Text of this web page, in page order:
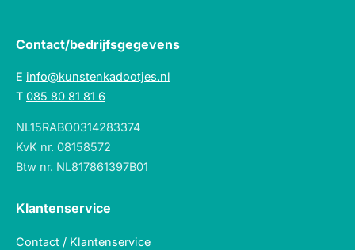
Contact/bedrijfsgegevens
E info@kunstenkadootjes.nl
T 085 80 81 81 6
NL15RABO0314283374
KvK nr. 08158572
Btw nr. NL817861397B01
Klantenservice
Contact / Klantenservice